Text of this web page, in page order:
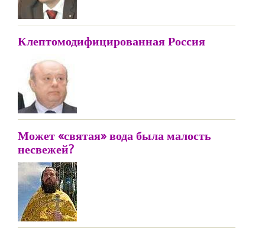
Клептомодифицированная Россия
Может «святая» вода была малость
несвежей?